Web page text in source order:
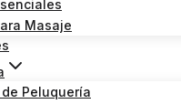
Masaje
Peluquería